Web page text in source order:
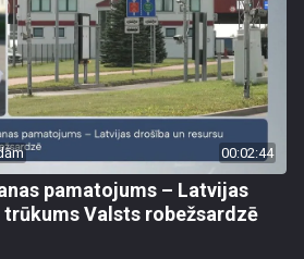
00:02:44
pamatojums – Latvijas
trūkums Valsts robežsardzē